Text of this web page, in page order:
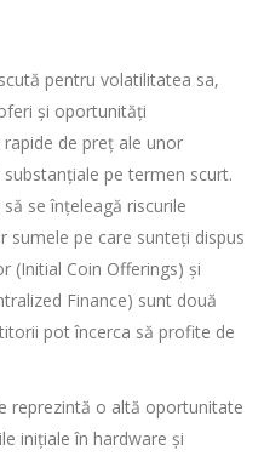
pentru volatilitatea sa,
și oportunități
de preț ale unor
pe termen scurt.
se înțeleagă riscurile
sumele pe care sunteți dispus
(Initial Coin Offerings) și
Finance) sunt două
pot încerca să profite de
reprezintă o altă oportunitate
inițiale în hardware și